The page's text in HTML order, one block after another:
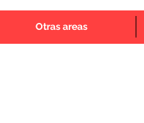
Otras areas